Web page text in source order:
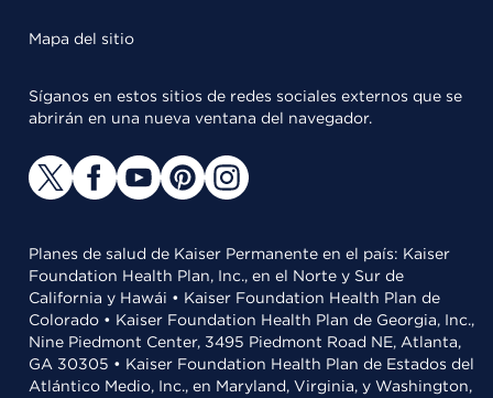
Mapa del sitio
Síganos en estos sitios de redes sociales externos que se
abrirán en una nueva ventana del navegador.
Planes de salud de Kaiser Permanente en el país: Kaiser
Foundation Health Plan, Inc., en el Norte y Sur de
California y Hawái • Kaiser Foundation Health Plan de
Colorado • Kaiser Foundation Health Plan de Georgia, Inc.,
Nine Piedmont Center, 3495 Piedmont Road NE, Atlanta,
GA 30305 • Kaiser Foundation Health Plan de Estados del
Atlántico Medio, Inc., en Maryland, Virginia, y Washington,